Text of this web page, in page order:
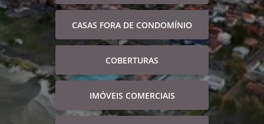
CASAS FORA DE CONDOMÍNIO
COBERTURAS
IMÓVEIS COMERCIAIS